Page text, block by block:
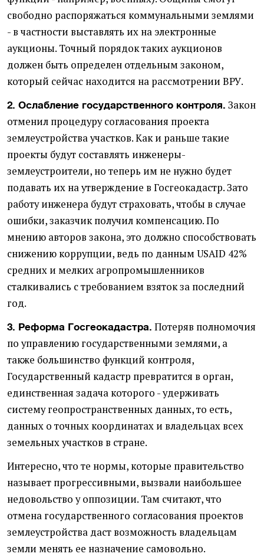
свободно распоряжаться коммунальными землями
- в частности выставлять их на электронные
аукционы. Точный порядок таких аукционов
должен быть определен отдельным законом,
который сейчас находится на рассмотрении ВРУ.
2. Ослабление государственного контроля. Закон
отменил процедуру согласования проекта
землеустройства участков. Как и раньше такие
проекты будут составлять инженеры-
землеустроители, но теперь им не нужно будет
подавать их на утверждение в Госгеокадастр. Зато
работу инженера будут страховать, чтобы в случае
ошибки, заказчик получил компенсацию. По
мнению авторов закона, это должно способствовать
снижению коррупции, ведь по данным USAID 42%
средних и мелких агропромышленников
сталкивались с требованием взяток за последний
год.
3. Реформа Госгеокадастра. Потеряв полномочия
по управлению государственными землями, а
также большинство функций контроля,
Государственный кадастр превратится в орган,
единственная задача которого - удерживать
систему геопространственных данных, то есть,
данных о точных координатах и владельцах всех
земельных участков в стране.
Интересно, что те нормы, которые правительство
называет прогрессивными, вызвали наибольшее
недовольство у оппозиции. Там считают, что
отмена государственного согласования проектов
землеустройства даст возможность владельцам
земли менять ее назначение самовольно.